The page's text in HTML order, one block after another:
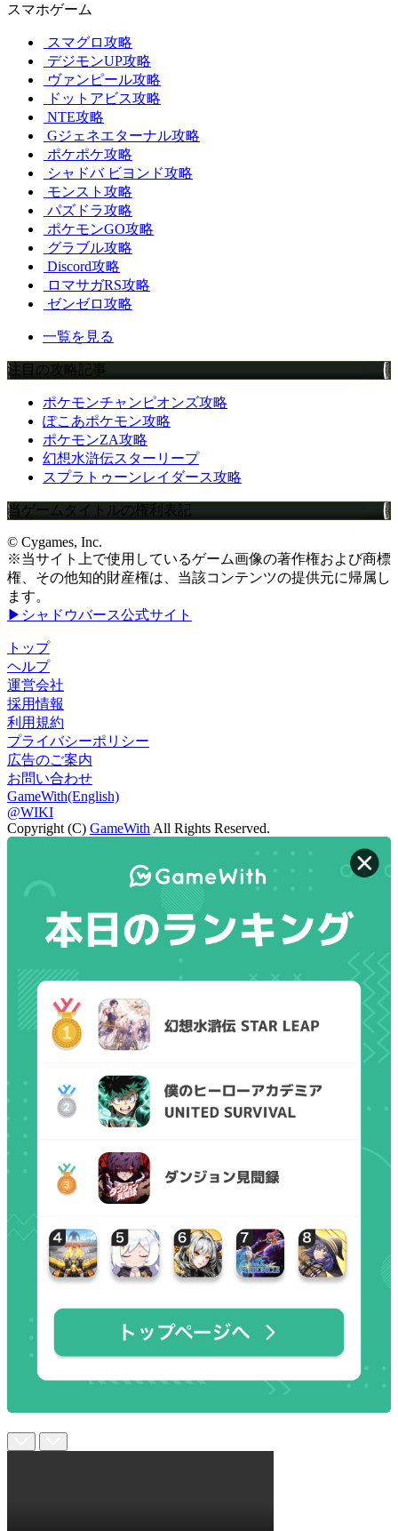
スマホゲーム
スマグロ攻略
デジモンUP攻略
ヴァンピール攻略
ドットアビス攻略
NTE攻略
Gジェネエターナル攻略
ポケポケ攻略
シャドバ ビヨンド攻略
モンスト攻略
パズドラ攻略
ポケモンGO攻略
グラブル攻略
Discord攻略
ロマサガRS攻略
ゼンゼロ攻略
一覧を見る
注目の攻略記事
ポケモンチャンピオンズ攻略
ぽこあポケモン攻略
ポケモンZA攻略
幻想水滸伝スターリープ
スプラトゥーンレイダース攻略
当ゲームタイトルの権利表記
© Cygames, Inc.
※当サイト上で使用しているゲーム画像の著作権および商標
権、その他知的財産権は、当該コンテンツの提供元に帰属し
ます。
▶シャドウバース公式サイト
トップ
ヘルプ
運営会社
採用情報
利用規約
プライバシーポリシー
広告のご案内
お問い合わせ
GameWith(English)
@WIKI
Copyright (C) GameWith All Rights Reserved.